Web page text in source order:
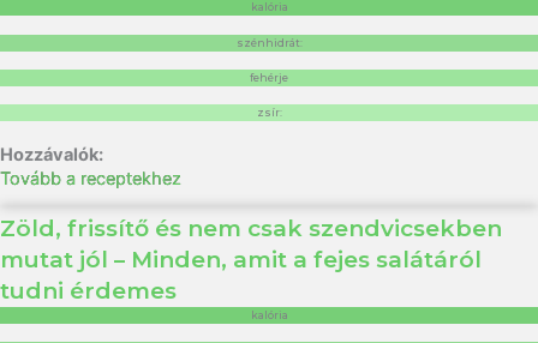
kalória
szénhidrát:
fehérje
zsír:
Tovább a receptekhez
Zöld, frissítő és nem csak szendvicsekben
mutat jól – Minden, amit a fejes salátáról
tudni érdemes
kalória